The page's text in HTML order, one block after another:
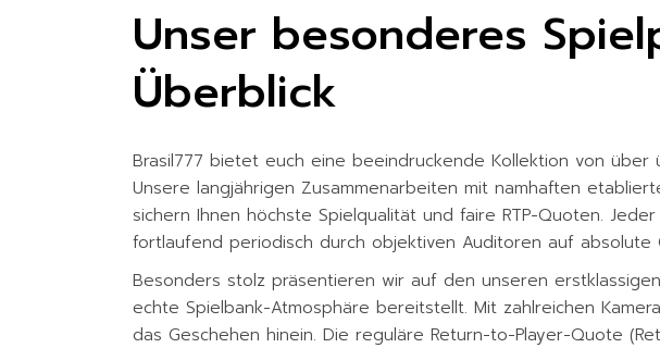
Unser besonderes
Überblick
Brasil777 bietet euch eine beeindruckende Kollektion von
Unsere langjährigen Zusammenarbeiten mit namhaften
sichern Ihnen höchste Spielqualität und faire RTP-Quoten.
fortlaufend periodisch durch objektiven Auditoren auf absolute
Besonders stolz präsentieren wir auf den unseren
echte Spielbank-Atmosphäre bereitstellt. Mit zahlreichen
das Geschehen hinein. Die reguläre Return-to-Player-Quote